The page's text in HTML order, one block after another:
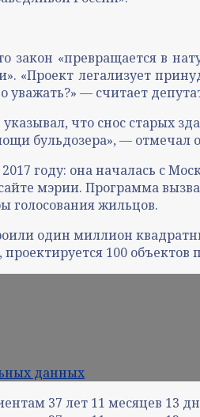
закон «превращается в
«Проект легализует
уважать?» — считает
что снос старых
бульдозера», —
году: она началась с
мэрии. Программа
голосования жильцов.
один миллион
100
данных
37 лет 11 месяцев 13